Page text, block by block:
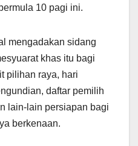
10 pagi ini.
mengadakan sidang
khas itu bagi
pilihan raya, hari
daftar pemilih
lain-lain persiapan bagi
berkenaan.